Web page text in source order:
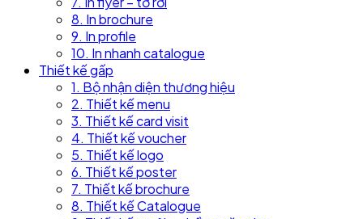
8. In brochure
9. In profile
10. In nhanh catalogue
Thiết kế gấp
1. Bộ nhận diện thương hiệu
2. Thiết kế menu
3. Thiết kế card visit
4. Thiết kế voucher
5. Thiết kế logo
6. Thiết kế poster
7. Thiết kế brochure
8. Thiết kế Catalogue